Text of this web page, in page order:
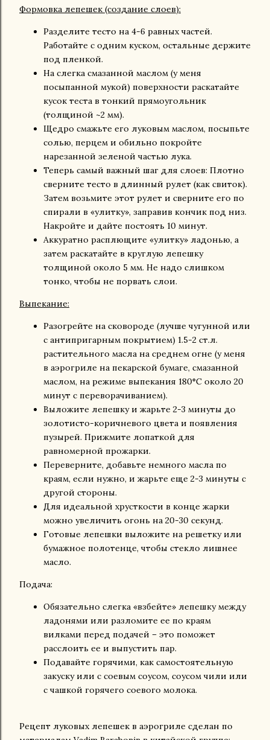
Формовка лепешек (создание слоев):
Разделите тесто на 4-6 равных частей.
Работайте с одним куском, остальные держите
под пленкой.
На слегка смазанной маслом (у меня
посыпанной мукой) поверхности раскатайте
кусок теста в тонкий прямоугольник
(толщиной ~2 мм).
Щедро смажьте его луковым маслом, посыпьте
солью, перцем и обильно покройте
нарезанной зеленой частью лука.
Теперь самый важный шаг для слоев: Плотно
сверните тесто в длинный рулет (как свиток).
Затем возьмите этот рулет и сверните его по
спирали в «улитку», заправив кончик под низ.
Накройте и дайте постоять 10 минут.
Аккуратно расплющите «улитку» ладонью, а
затем раскатайте в круглую лепешку
толщиной около 5 мм. Не надо слишком
тонко, чтобы не порвать слои.
Выпекание:
Разогрейте на сковороде (лучше чугунной или
с антипригарным покрытием) 1.5-2 ст.л.
растительного масла на среднем огне (у меня
в аэрогриле на пекарской бумаге, смазанной
маслом, на режиме выпекания 180°C около 20
минут с переворачиванием).
Выложите лепешку и жарьте 2-3 минуты до
золотисто-коричневого цвета и появления
пузырей. Прижмите лопаткой для
равномерной прожарки.
Переверните, добавьте немного масла по
краям, если нужно, и жарьте еще 2-3 минуты с
другой стороны.
Для идеальной хрусткости в конце жарки
можно увеличить огонь на 20-30 секунд.
Готовые лепешки выложите на решетку или
бумажное полотенце, чтобы стекло лишнее
масло.
Подача:
Обязательно слегка «взбейте» лепешку между
ладонями или разломите ее по краям
вилками перед подачей – это поможет
расслоить ее и выпустить пар.
Подавайте горячими, как самостоятельную
закуску или с соевым соусом, соусом чили или
с чашкой горячего соевого молока.
Рецепт луковых лепешек в аэрогриле сделан по